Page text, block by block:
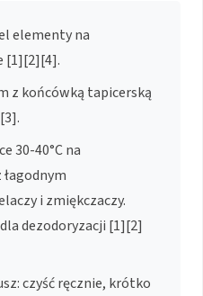
elementy na
[1][2][4].
z końcówką tapicerską
30-40°C na
i zmiękczaczy.
dezodoryzacji [1][2]
czyść ręcznie, krótko